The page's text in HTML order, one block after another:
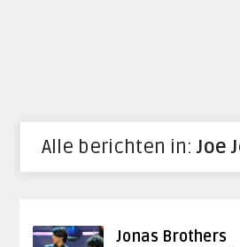
Alle berichten in: Joe
Jonas Brothers